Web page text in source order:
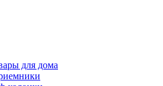
для дома